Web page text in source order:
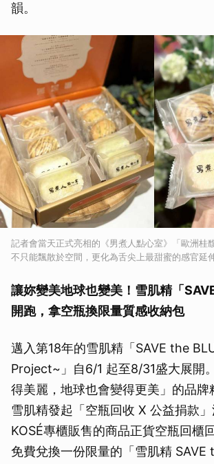
韻。
記者會當天正式亮相的《男煮人點心室》「歐洲桂
不只能飄散於空間，更化為舌尖上最甜蜜的感官延
讓妳變美地球也變美！雪肌精「
開跑，拿空瓶換限量質感收納包
邁入第18年的雪肌精「SAVE the
Project~」自6/1 起至8/31盛大展開
得美麗，地球也會變得更美」的品牌
雪肌精發起「空瓶回收 X 公益捐款
KOSÉ專櫃販售的商品正貨空瓶回櫃
免費兌換一份限量的「雪肌精 SAVE